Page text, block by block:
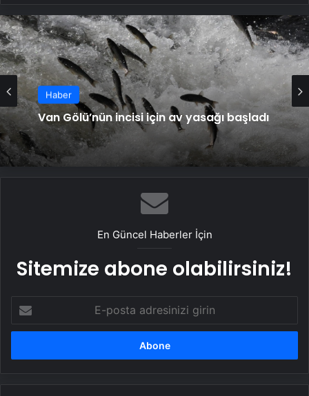
Haber
Van Gölü’nün incisi için av yasağı başladı
En Güncel Haberler İçin
Sitemize abone olabilirsiniz!
posta
adresinizi